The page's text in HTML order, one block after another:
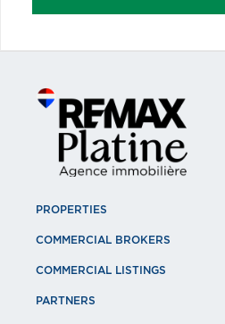
PROPERTIES
COMMERCIAL BROKERS
COMMERCIAL LISTINGS
PARTNERS